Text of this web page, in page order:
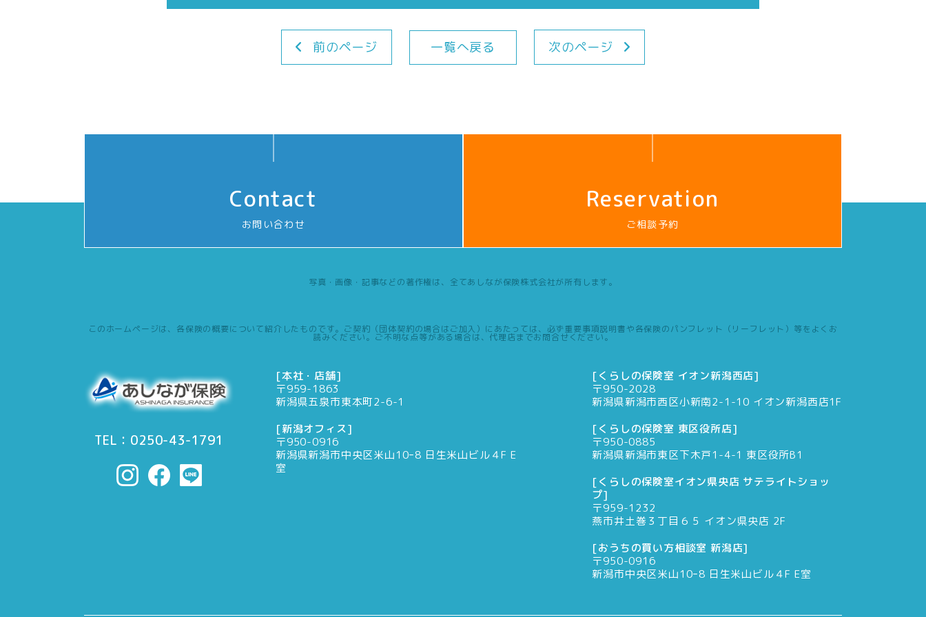
前のページ 一覧へ戻る 次のページ
Contact
お問い合わせ
Reservation
ご相談予約
写真・画像・記事などの著作権は、全てあしなが保険株式会社が所有します。
このホームページは、各保険の概要について紹介したものです。ご契約（団体契約の場合はご加入）にあたっては、必ず重要事項説明書や各保険のパンフレット（リーフレット）等をよくお
読みください。ご不明な点等がある場合は、代理店までお問合せください。
TEL：0250-43-1791
[本社・店舗]
〒959-1863
新潟県五泉市東本町2-6-1
[新潟オフィス]
〒950-0916
新潟県新潟市中央区米山10ｰ8 日生米山ビル４F E
室
[くらしの保険室 イオン新潟西店]
〒950-2028
新潟県新潟市西区小新南2-1-10 イオン新潟西店1F
[くらしの保険室 東区役所店]
〒950-0885
新潟県新潟市東区下木戸1-4-1 東区役所B1
[くらしの保険室イオン県央店 サテライトショッ
プ]
〒959-1232
燕市井土巻３丁目６５ イオン県央店 2F
[おうちの買い方相談室 新潟店]
〒950-0916
新潟市中央区米山10ｰ8 日生米山ビル４F E室